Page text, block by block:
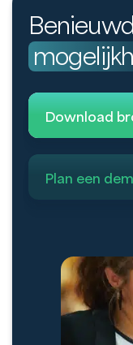
Download
Plan een